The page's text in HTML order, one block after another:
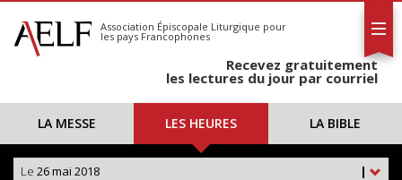
S'abonner
Calendrier
Association Épiscopale Liturgique pour
les pays Francophones
Recevez gratuitement
les lectures du jour par courriel
LA MESSE LES HEURES LA BIBLE
|
Le 26 mai 2018